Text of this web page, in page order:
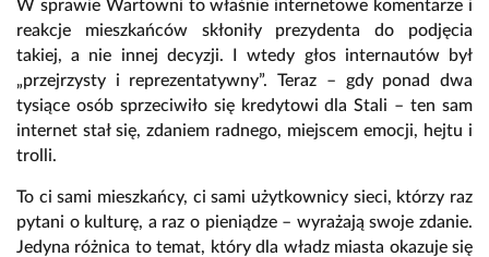
W sprawie Wartowni to właśnie internetowe komentarze i
reakcje mieszkańców skłoniły prezydenta do podjęcia
takiej, a nie innej decyzji. I wtedy głos internautów był
„przejrzysty i reprezentatywny”. Teraz – gdy ponad dwa
tysiące osób sprzeciwiło się kredytowi dla Stali – ten sam
internet stał się, zdaniem radnego, miejscem emocji, hejtu i
trolli.
To ci sami mieszkańcy, ci sami użytkownicy sieci, którzy raz
pytani o kulturę, a raz o pieniądze – wyrażają swoje zdanie.
Jedyna różnica to temat, który dla władz miasta okazuje się